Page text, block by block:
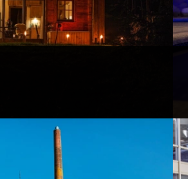
Tirol | Luxuriöse